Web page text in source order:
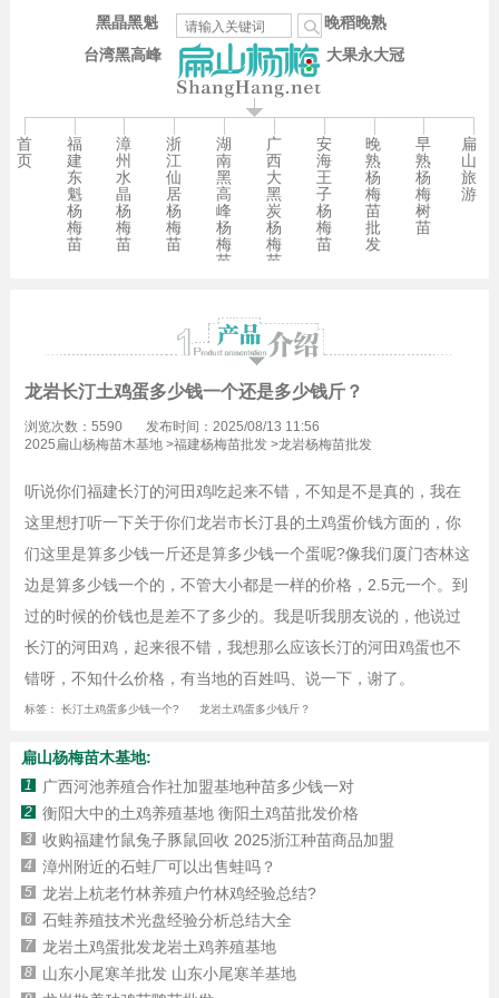
台湾黑高峰
晚稻晚熟
大果永大冠
黑晶黑魁
首
页
福
建
东
魁
杨
梅
苗
漳
州
水
晶
杨
梅
苗
浙
江
仙
居
杨
梅
苗
湖
南
黑
高
峰
杨
梅
苗
广
西
大
黑
炭
杨
梅
苗
安
海
王
子
杨
梅
苗
晚
熟
杨
梅
苗
批
发
早
熟
杨
梅
树
苗
扁
山
旅
游
龙岩长汀土鸡蛋多少钱一个还是多少钱斤？
浏览次数：5590
发布时间：2025/08/13 11:56
2025扁山杨梅苗木基地>福建杨梅苗批发>龙岩杨梅苗批发
听说你们福建长汀的河田鸡吃起来不错，不知是不是真的，我在
这里想打听一下关于你们龙岩市长汀县的土鸡蛋价钱方面的，你
们这里是算多少钱一斤还是算多少钱一个蛋呢?像我们厦门杏林这
边是算多少钱一个的，不管大小都是一样的价格，2.5元一个。到
过的时候的价钱也是差不了多少的。我是听我朋友说的，他说过
长汀的河田鸡，起来很不错，我想那么应该长汀的河田鸡蛋也不
错呀，不知什么价格，有当地的百姓吗、说一下，谢了。
标签： 长汀土鸡蛋多少钱一个? 龙岩土鸡蛋多少钱斤？
扁山杨梅苗木基地:
1 广西河池养殖合作社加盟基地种苗多少钱一对
2 衡阳大中的土鸡养殖基地 衡阳土鸡苗批发价格
3 收购福建竹鼠兔子豚鼠回收 2025浙江种苗商品加盟
4 漳州附近的石蛙厂可以出售蛙吗？
5 龙岩上杭老竹林养殖户竹林鸡经验总结?
6 石蛙养殖技术光盘经验分析总结大全
7 龙岩土鸡蛋批发龙岩土鸡养殖基地
8 山东小尾寒羊批发 山东小尾寒羊基地